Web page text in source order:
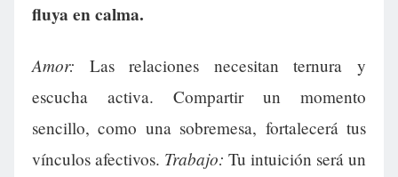
fluya en calma.
Amor: Las relaciones necesitan ternura y
escucha activa. Compartir un momento
sencillo, como una sobremesa, fortalecerá tus
vínculos afectivos. Trabajo: Tu intuición será un